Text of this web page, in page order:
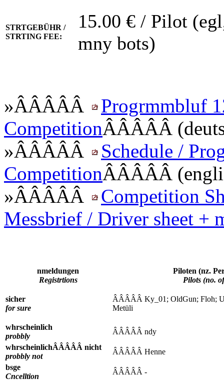
STRTGEBÜHR /
STRTING FEE:
15.00 € / Pilot
mny bots)
»ÂÂÂÂÂ
Progrmmbluf
CompetitionÂÂÂÂÂ
»ÂÂÂÂÂ
Schedule /
CompetitionÂÂÂÂÂ
»ÂÂÂÂÂ
Competition
Messbrief / Driver sheet +
nmeldungen
Registrtions
Piloten (nz.
Pilots (no.
sicher
for sure
ÂÂÂÂÂ Ky_01; OldGun; Floh;
Metüli
whrscheinlich
probbly
ÂÂÂÂÂ ndy
whrscheinlichÂÂÂÂÂ nicht
probbly not
ÂÂÂÂÂ Henne
bsge
Cncelltion
ÂÂÂÂÂ -